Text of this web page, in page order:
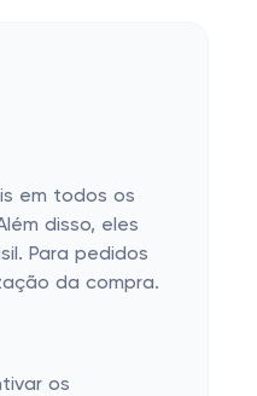
em todos os
disso, eles
Para pedidos
da compra.
os